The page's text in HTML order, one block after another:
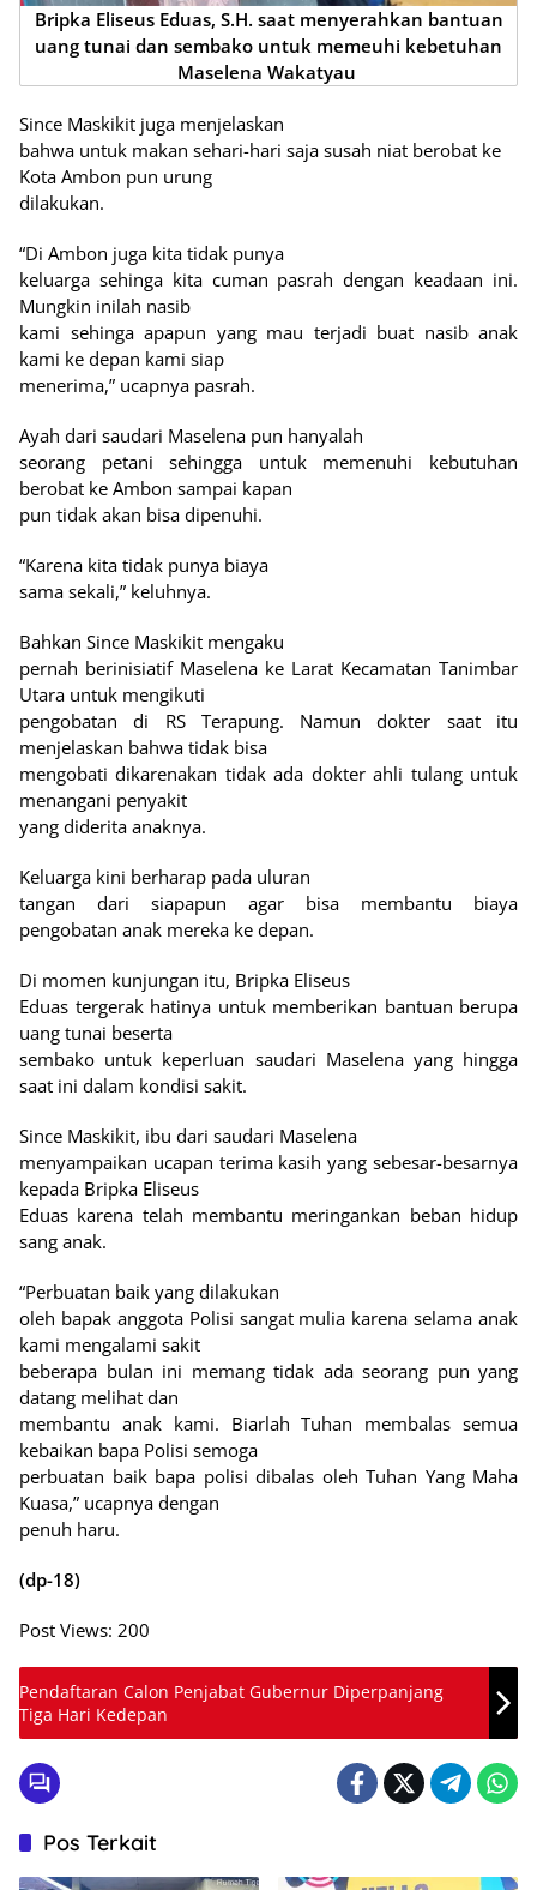
Bripka Eliseus Eduas, S.H. saat menyerahkan bantuan
uang tunai dan sembako untuk memeuhi kebetuhan
Maselena Wakatyau
Since Maskikit juga menjelaskan
bahwa untuk makan sehari-hari saja susah niat berobat ke
Kota Ambon pun urung
dilakukan.
“Di Ambon juga kita tidak punya
keluarga sehinga kita cuman pasrah dengan keadaan ini.
Mungkin inilah nasib
kami sehinga apapun yang mau terjadi buat nasib anak
kami ke depan kami siap
menerima,” ucapnya pasrah.
Ayah dari saudari Maselena pun hanyalah
seorang petani sehingga untuk memenuhi kebutuhan
berobat ke Ambon sampai kapan
pun tidak akan bisa dipenuhi.
“Karena kita tidak punya biaya
sama sekali,” keluhnya.
Bahkan Since Maskikit mengaku
pernah berinisiatif Maselena ke Larat Kecamatan Tanimbar
Utara untuk mengikuti
pengobatan di RS Terapung. Namun dokter saat itu
menjelaskan bahwa tidak bisa
mengobati dikarenakan tidak ada dokter ahli tulang untuk
menangani penyakit
yang diderita anaknya.
Keluarga kini berharap pada uluran
tangan dari siapapun agar bisa membantu biaya
pengobatan anak mereka ke depan.
Di momen kunjungan itu, Bripka Eliseus
Eduas tergerak hatinya untuk memberikan bantuan berupa
uang tunai beserta
sembako untuk keperluan saudari Maselena yang hingga
saat ini dalam kondisi sakit.
Since Maskikit, ibu dari saudari Maselena
menyampaikan ucapan terima kasih yang sebesar-besarnya
kepada Bripka Eliseus
Eduas karena telah membantu meringankan beban hidup
sang anak.
“Perbuatan baik yang dilakukan
oleh bapak anggota Polisi sangat mulia karena selama anak
kami mengalami sakit
beberapa bulan ini memang tidak ada seorang pun yang
datang melihat dan
membantu anak kami. Biarlah Tuhan membalas semua
kebaikan bapa Polisi semoga
perbuatan baik bapa polisi dibalas oleh Tuhan Yang Maha
Kuasa,” ucapnya dengan
penuh haru.
(dp-18)
Post Views: 200
Pendaftaran Calon Penjabat Gubernur Diperpanjang
Tiga Hari Kedepan
Pos Terkait